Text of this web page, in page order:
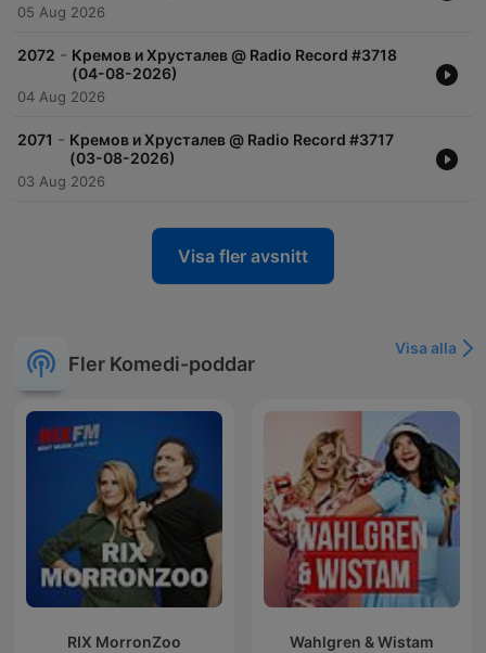
05 Aug 2026
2072 - Кремов и Хрусталев @ Radio Record #3718
(04-08-2026)
04 Aug 2026
2071 - Кремов и Хрусталев @ Radio Record #3717
(03-08-2026)
03 Aug 2026
Visa fler avsnitt
Fler Komedi-poddar
Visa alla
RIX MorronZoo Wahlgren & Wistam